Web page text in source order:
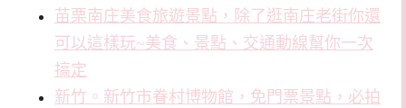
苗栗南庄美食旅遊景點，除了逛南庄老街你還
可以這樣玩~美食、景點、交通動線幫你一次
搞定
新竹。新竹市眷村博物館，免門票景點，必拍